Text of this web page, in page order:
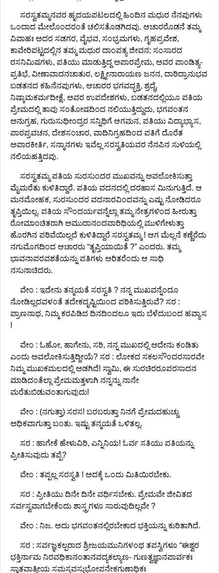
ಸರಸ್ವತಮ್ಮನವರ ಹೃದಯಪಟಲದಲ್ಲಿ ಹಿಂದಿನ ಮಧುರ ನೆನಪುಗಳು
ಒಂದಾದ ಮೇಲೊಂದರಂತೆ ಚಲಿಸತೊಡಗಿದವು. ಆಚಾರರೊಡನೆ ತಮ್ಮ
ವಿವಾಹಃ ಅದರ ಸಡಗರ, ವೈಭವ, ಸಂಭ್ರಮಗಳು, ಗೃಹಪ್ರವೇಶ,
ಕಾವೇರಿಪಟ್ಟದಲ್ಲಿನ ತಮ್ಮ ಮಧುರ ದಾಂಪತ್ಯ ಜೀವನ; ಸಂಸಾರದ
ರಸನಿಮಿಷಗಳು, ಪತಿಯು ಮಾಡುತ್ತಿದ್ದ ಅಪಾರಪ್ರೇಮ, ಅವರ ಪಾಂಡಿತ್ಯ-
ಪ್ರತಿಭೆ, ವೀಣಾವಾದನಚಾತುರ, ಲಕ್ಷ್ಮೀನಾರಾಯಣ ಜನನ, ದಾರಿದ್ರಾನುಭವ
ಬಡತನದ ಕಹಿನೆನಪುಗಳು, ಆಚಾರರ ಭಗವದ್ಭಕ್ತಿ, ಶ್ರದ್ಧೆ,
ನಿಷ್ಕಾಮಕರ್ಮದೀಕ್ಷೆ, ಅವರ ಉಪದೇಶಗಳು, ಬಡತನದಲ್ಲಿಯೂ ಪತಿಯ
ಪ್ರೇಮದಲ್ಲಿ ತಾವು ಸಂತೋಷದಿಂದ ನಲಿಯುತ್ತಿದ್ದುದು, ಭಗವಂತನ
ಅನುಗ್ರಹ, ಗುರುಸುಧೀಂದ್ರರ ಸನ್ನಿಧಿಗೆ ಆಗಮನ, ಪತಿಯು ವಿದ್ಯಾಭ್ಯಾಸ,
ಪಾಠಪ್ರವಚನ, ದೇಶಸಂಚಾರ, ವಾದಿನಿಗ್ರಹದಿಂದ ಪತಿಗೆ ದೊರೆತ
ಅಪಾರಕೀರ್ತಿ, ಸನ್ಮಾನಗಳು ಇವೆಲ್ಲ ಸರಸ್ವತಿಯವರ ನೆನಪಿನ ಸುಳಿಯಲ್ಲಿ
ನಲಿಯಹತ್ತಿದವು.
ಸರಸ್ವತಮ್ಮ ಪತಿಯ ಸುರಸುಂದರ ಮುಖವನ್ನು ಅವಲೋಕಿಸುತ್ತಾ
ಮೈಮರೆತು ಕುಳಿತಿದ್ದಾರೆ. ಪತಿಯ ವದನದಲ್ಲಿ ದರಹಾಸ ಮಿನುಗುತ್ತಿದೆ. ಆ
ಮನಮೋಹಕ, ಸುರಸುಂದರ ವದನಾರವಿಂದವನ್ನು ಎಷ್ಟು ನೋಡಿದರೂ
ತೃಪ್ತಿಯಿಲ್ಲ. ಪತಿಯ ಸೌಂದರ್ಯವನ್ನೆಲ್ಲಾ ತಮ್ಮ ನೇತ್ರಗಳಿಂದ ಹೀರುತ್ತಾ
ರೋಮಾಂಚಿತರಾಗಿ ಅಮುದಾನಂದವಾರಿಧಿಯಲ್ಲಿ ಮುಳಿಗೇಳುತ್ತಾ
ಹೊರಗಿನ ಪರಿವೆಯಿಲ್ಲದೆ ಕುಳಿತಿದ್ದಾರೆ ಸರಸ್ವತಮ್ಮ ! ಆಗ ಮೆಲ್ಲನೆ ಕಣ್ಣೆರೆದು
ನಗುಮೊಗದಿಂದ ಆಚಾರರು “ತೃಪ್ತಿಯಾಯಿತೆ ?” ಎಂದರು. ತಮ್ಮ
ಭಾವನಾಪರವಶತೆಯನ್ನು ಪತಿಗಳು ಅರಿತರೆಂದು ಆ ಸಾಧಿ
ನಸುನಾಚಿದರು.
ವೇಂ : ಇದೇನು ತನ್ಮಯತೆ ಸರಸ್ವತಿ ? ನನ್ನ ಮುಖವನ್ನೆಂದೂ
ನೋಡಿಲ್ಲದವಳಂತೆ ತದೇಕದೃಷ್ಟಿಯಿಂದ ಪರಿಕಿಸುತ್ತಿರುವೆ? ಸರ :
ಪ್ರಾಣನಾಥ, ನಿಮ್ಮ ಕರಪಿಡಿದ ದಿನದಿಂದಲೂ ಇದು ಬೆಳೆದುಬಂದ ಹವ್ಯಾಸ
!
ವೇಂ : ಓಹೋ, ಹಾಗೇನು, ಸರಿ, ನನ್ನ ಮುಖದಲ್ಲಿ ಅದೇನು ಕಂಡಿತು
ಎಂದು ಅವಲೋಕಿಸುತ್ತಿದ್ದೀಯೆ? ಸರ : ಲೋಕದ ಸಕಲಸೌಂದರಸಾರವೇ
ನಿಮ್ಮ ಮುಖಕಮಲದಲ್ಲಿ ಅಡಗಿದೆ! ಸ್ವಾಮಿ, ಈ ಸುರಚಿರರೂಪರಸಾದನ
ಮಾಡಿದಂತೆಲ್ಲಾ ಪ್ರೇಮಮತ್ತಳಾಗಿ ನನ್ನನ್ನು ನಾನೇ
ಮರೆತುಬಿಡುವಂತಾಗುವುದು!
ವೇಂ : (ನಗುತ್ತಾ) ಸರಸ! ಬರಬರುತ್ತಾ ನಿನಗೆ ಪ್ರೇಮದಹುಚ್ಚು
ಅಧಿಕವಾಗುತ್ತಾ ಬಂತು. ಇಷ್ಟು ತನ್ಮಯತೆ ಒಳಿತಲ್ಲ.
ಸರ : ಹಾಗೇಕೆ ಹೇಳುವಿರಿ, ಎನ್ನಿನಿಯ! ಓರ್ವ ಸತಿಯು ಪತಿಯನ್ನು
ಪ್ರೀತಿಸುವುದು ತಪ್ಪೆ?
ವೇಂ : ತಪ್ಪಲ್ಲ ಸರಸ್ವತಿ ! ಅದಕ್ಕೆ ಒಂದು ಮಿತಿಯಿರಬೇಕು.
ಸರ : ಪ್ರೀತಿಯು ದಿನೇ ದಿನೇ ವರ್ಧಿಸಬೇಕು. ಪ್ರೇಮವೇ ಜೀವಿತದ
ಸರ್ವಸ್ವವಾಗಬೇಕೆಂದು ಶಾಸ್ತ್ರಗಳೂ ಸಾರುವುದಿಲ್ಲವೇ ?
ವೇಂ : ನಿಜ. ಅದು ಭಗವಂತನಲ್ಲಿರಬೇಕಾದ ಭಕ್ತಿಯನ್ನು ಕುರಿತಾಗಿದೆ.
ಸರ : ಸರ್ವಜ್ಞಕಲ್ಪರಾದ ಶ್ರೀಜಯಮುನಿಗಳಂಥ ತಪಸ್ವಿಗಳೂ “ಈಶ್ವರ
ಭಕ್ತಿರ್ನಾಮ ನಿರವಧಿಕಾನಂತಾನವದ್ಯಕಲ್ಯಾಣ- ಗುಣತ್ವಜ್ಞಾನಪಾರ್ವಕಃ
ಸ್ವಾತವಾತ್ಮೀಯ ಸಮಸ್ತವಸ್ತುಭೋಪನೇಕಗುಣಾಧಿಕಃ